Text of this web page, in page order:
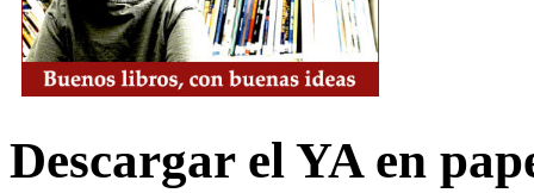
Descargar el YA en